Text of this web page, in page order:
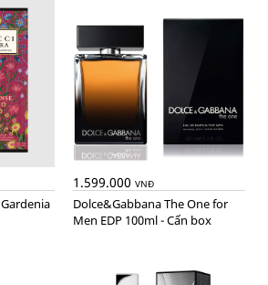
1.599.000 VNĐ
Dolce&Gabbana The One for
Men EDP 100ml - Cấn box